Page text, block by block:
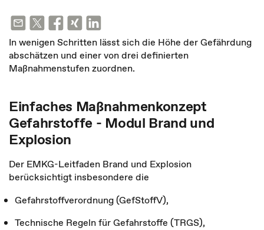
In wenigen Schritten lässt sich die Höhe der Gefährdung
abschätzen und einer von drei definierten
Maßnahmenstufen zuordnen.
Einfaches Maßnahmenkonzept
Gefahrstoffe - Modul Brand und
Explosion
Der EMKG-Leitfaden Brand und Explosion
berücksichtigt insbesondere die
Gefahrstoffverordnung (GefStoffV),
Technische Regeln für Gefahrstoffe (TRGS),